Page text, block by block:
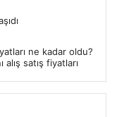
ne kadar oldu?
satış fiyatları